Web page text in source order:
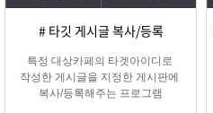
# 타깃 게시글 복사/등록
특정 대상카페의 타겟아이디로
작성한 게시글을 지정한 게시판에
복사/등록해주는 프로그램